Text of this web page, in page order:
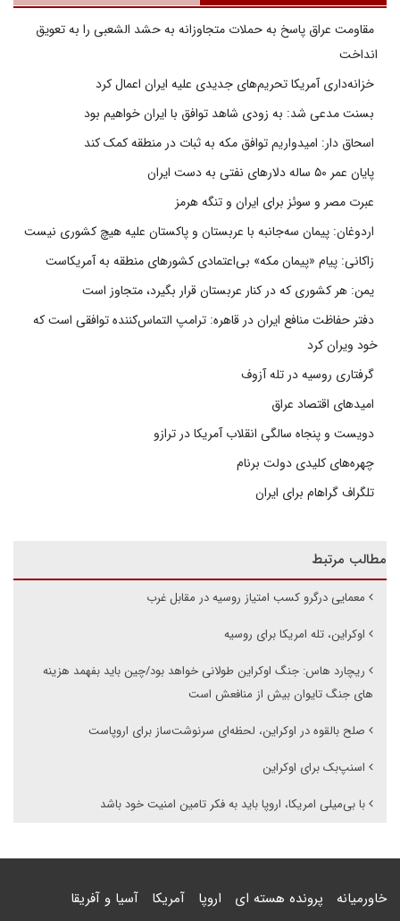
مقاومت عراق پاسخ به حملات متجاوزانه به حشد الشعبی را به تعویق
انداخت
خزانه‌داری آمریکا تحریم‌های جدیدی علیه ایران اعمال کرد
بسنت مدعی شد: به زودی شاهد توافق با ایران خواهیم بود
اسحاق دار: امیدواریم توافق مکه به ثبات در منطقه کمک کند
پایان عمر ۵۰ ساله دلارهای نفتی به دست ایران
عبرت مصر و سوئز برای ایران و تنگه هرمز
اردوغان: پیمان سه‌جانبه با عربستان و پاکستان علیه هیچ کشوری نیست
زاکانی: پیام «پیمان مکه» بی‌اعتمادی کشورهای منطقه به آمریکاست
یمن: هر کشوری که در کنار عربستان قرار بگیرد، متجاوز است
دفتر حفاظت منافع ایران در قاهره: ترامپ التماس‌کننده توافقی است که
خود ویران کرد
گرفتاری روسیه در تله آزوف
امیدهای اقتصاد عراق
دویست و پنجاه سالگی انقلاب آمریکا در ترازو
چهره‌های کلیدی دولت برنام
تلگراف گراهام برای ایران
مطالب مرتبط
معمایی درگرو کسب امتیاز روسیه در مقابل غرب
اوکراین، تله امریکا برای روسیه
ریچارد هاس: جنگ اوکراین طولانی خواهد بود/چین باید بفهمد هزینه
های جنگ تایوان بیش از منافعش است
صلح بالقوه در اوکراین، لحظه‌ای سرنوشت‌ساز برای اروپاست
اسنپ‌بک برای اوکراین
با بی‌میلی امریکا، اروپا باید به فکر تامین امنیت خود باشد
خاورمیانه پرونده هسته ای اروپا آمریکا آسیا و آفریقا